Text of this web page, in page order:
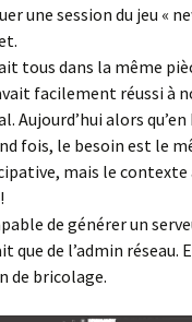
une session du jeu «
tous dans la même
facilement réussi à
Aujourd’hui alors
fois, le besoin est le
mais le contexte
de générer un
que de l’admin
de bricolage.